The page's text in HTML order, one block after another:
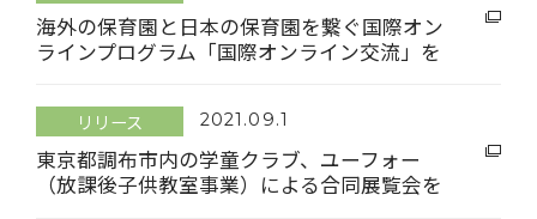
海外の保育園と日本の保育園を繋ぐ国際オン
ラインプログラム「国際オンライン交流」を
～こどもたちが様々な異文化を体験し、多様
性を学ぶきっかけを提供～
リリース 2021.09.1
東京都調布市内の学童クラブ、ユーフォー
（放課後子供教室事業）による合同展覧会を